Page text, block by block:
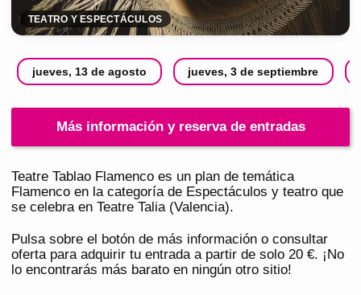
TEATRO Y ESPECTÁCULOS
jueves, 13 de agosto jueves, 3 de septiembre
Más información y reserva de entradas
Teatre Tablao Flamenco es un plan de temática
Flamenco en la categoría de Espectáculos y teatro que
se celebra en Teatre Talia (Valencia).
Pulsa sobre el botón de más información o consultar
oferta para adquirir tu entrada a partir de solo 20 €. ¡No
lo encontrarás más barato en ningún otro sitio!